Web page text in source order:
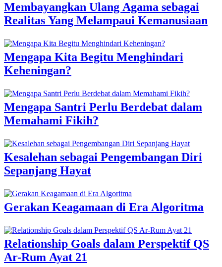
Membayangkan Ulang Agama sebagai
Realitas Yang Melampaui Kemanusiaan
Mengapa Kita Begitu Menghindari
Keheningan?
Mengapa Santri Perlu Berdebat dalam
Memahami Fikih?
Kesalehan sebagai Pengembangan Diri
Sepanjang Hayat
Gerakan Keagamaan di Era Algoritma
Relationship Goals dalam Perspektif QS
Ar-Rum Ayat 21